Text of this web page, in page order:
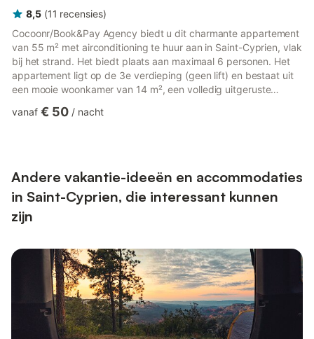
8,5 (11 recensies)
Cocoonr/Book&Pay Agency biedt u dit charmante appartement
van 55 m² met airconditioning te huur aan in Saint-Cyprien, vlak
bij het strand. Het biedt plaats aan maximaal 6 personen. Het
appartement ligt op de 3e verdieping (geen lift) en bestaat uit
een mooie woonkamer van 14 m², een volledig uitgeruste
naar uw komst! Het appartement bestaat uit - Woonkamer van
vanaf € 50 / nacht
Andere vakantie-ideeën en accommodaties
in Saint-Cyprien, die interessant kunnen
zijn